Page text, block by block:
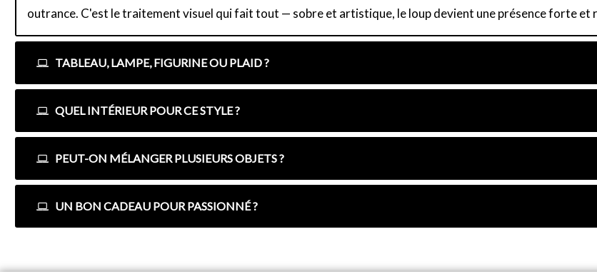
outrance. C'est le traitement visuel qui fait tout — sobre et artistique, le loup devient une présence forte et
TABLEAU, LAMPE, FIGURINE OU PLAID ?
QUEL INTÉRIEUR POUR CE STYLE ?
PEUT-ON MÉLANGER PLUSIEURS OBJETS ?
UN BON CADEAU POUR PASSIONNÉ ?